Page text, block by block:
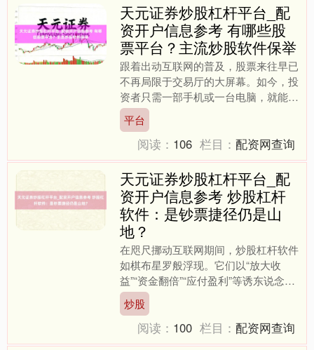
天元证券炒股杠杆平台_配
资开户信息参考 有哪些股
票平台？主流炒股软件保举
跟着出动互联网的普及，股票来往早已
不再局限于交易厅的大屏幕。如今，投
资者只需一部手机或一台电脑，就能随
处随时完成开户、来往、查询、分析等
操作。靠近市面上五花八门....
平台
阅读： 106 栏目：配资网查询
天元证券炒股杠杆平台_配
资开户信息参考 炒股杠杆
软件：是钞票捷径仍是山
地？
在咫尺挪动互联网期间，炒股杠杆软件
如棋布星罗般浮现。它们以“放大收
益”“资金翻倍”“应付盈利”等诱东说念主
标语吸引着无数投资者，尤其是那些渴
慕快速致富的年青东说....
炒股
阅读： 100 栏目：配资网查询